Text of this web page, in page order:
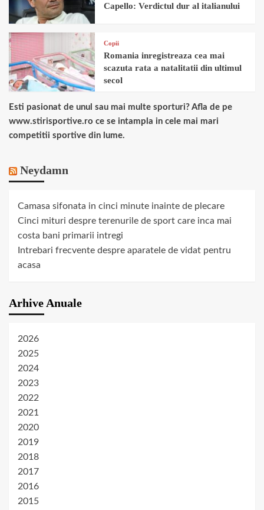
Capello: Verdictul dur al italianului
Copii
Romania inregistreaza cea mai
scazuta rata a natalitatii din ultimul
secol
Esti pasionat de unul sau mai multe sporturi? Afla de pe
www.stirisportive.ro ce se intampla in cele mai mari
competitii sportive din lume.
Neydamn
Camasa sifonata in cinci minute inainte de plecare
Cinci mituri despre terenurile de sport care inca mai
costa bani primarii intregi
Intrebari frecvente despre aparatele de vidat pentru
acasa
Arhive Anuale
2026
2025
2024
2023
2022
2021
2020
2019
2018
2017
2016
2015